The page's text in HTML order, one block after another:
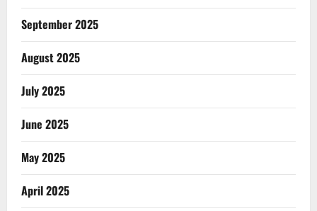
September 2025
August 2025
July 2025
June 2025
May 2025
April 2025